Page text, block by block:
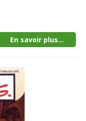
En savoir plus...